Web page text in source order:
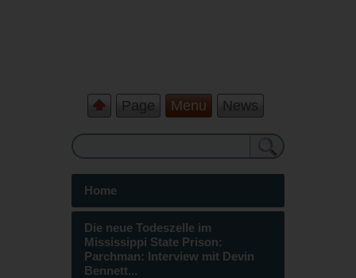
Page Menu News
Home
Die neue Todeszelle im
Mississippi State Prison:
Parchman: Interview mit Devin
Bennett...